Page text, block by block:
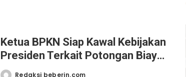
Ketua BPKN Siap Kawal Kebijakan
Presiden Terkait Potongan Biaya
Bagi Penyandang Disabilitas
Redaksi beberin.com